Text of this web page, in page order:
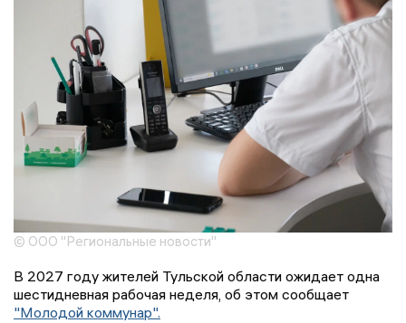
© ООО "Региональные новости"
В 2027 году жителей Тульской области ожидает одна
шестидневная рабочая неделя, об этом сообщает
"Молодой коммунар".